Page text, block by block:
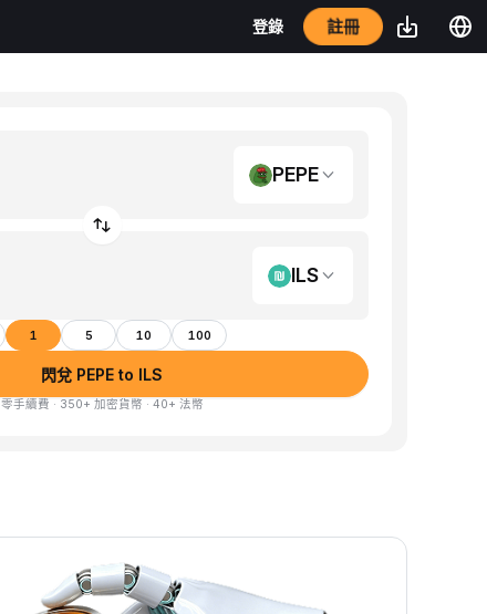
登錄 註冊
PEPE
ILS
1 5 10 100
閃兌 PEPE to ILS
零手續費 · 350+ 加密貨幣 · 40+ 法幣